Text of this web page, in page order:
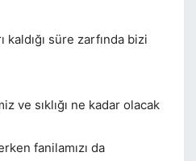
süre zarfında bizi
ve sıklığı ne kadar olacak
fanilamızı da